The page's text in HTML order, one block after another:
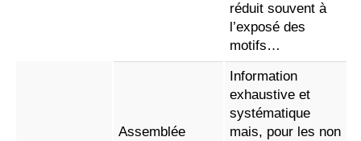
réduit souvent à
l’exposé des
motifs…
Assemblée
Information
exhaustive et
systématique
mais, pour les non